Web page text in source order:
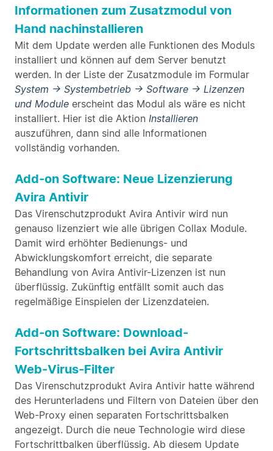
Informationen zum Zusatzmodul von
Hand nachinstallieren
Mit dem Update werden alle Funktionen des Moduls
installiert und können auf dem Server benutzt
werden. In der Liste der Zusatzmodule im Formular
System → Systembetrieb → Software → Lizenzen
und Module erscheint das Modul als wäre es nicht
installiert. Hier ist die Aktion Installieren
auszuführen, dann sind alle Informationen
vollständig vorhanden.
Add-on Software: Neue Lizenzierung
Avira Antivir
Das Virenschutzprodukt Avira Antivir wird nun
genauso lizenziert wie alle übrigen Collax Module.
Damit wird erhöhter Bedienungs- und
Abwicklungskomfort erreicht, die separate
Behandlung von Avira Antivir-Lizenzen ist nun
überflüssig. Zukünftig entfällt somit auch das
regelmäßige Einspielen der Lizenzdateien.
Add-on Software: Download-
Fortschrittsbalken bei Avira Antivir
Web-Virus-Filter
Das Virenschutzprodukt Avira Antivir hatte während
des Herunterladens und Filtern von Dateien über den
Web-Proxy einen separaten Fortschrittsbalken
angezeigt. Durch die neue Technologie wird diese
Fortschrittbalken überflüssig. Ab diesem Update